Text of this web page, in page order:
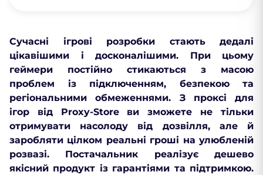
Сучасні ігрові розробки стають дедалі
цікавішими і досконалішими. При цьому
геймери постійно стикаються з масою
проблем із підключенням, безпекою та
регіональними обмеженнями. З проксі для
ігор від Proxy-Store ви зможете не тільки
отримувати насолоду від дозвілля, але й
заробляти цілком реальні гроші на улюбленій
розвазі. Постачальник реалізує дешево
якісний продукт із гарантіями та підтримкою.